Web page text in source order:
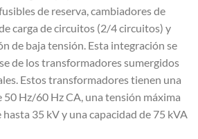
de reserva, cambiadores de
carga de circuitos (2/4 circuitos) y
de baja tensión. Esta integración se
de los transformadores sumergidos
Estos transformadores tienen una
Hz/60 Hz CA, una tensión máxima
35 kV y una capacidad de 75 kVA